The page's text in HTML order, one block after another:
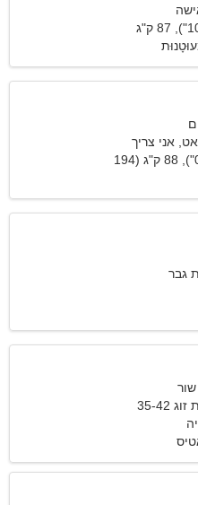
177 ס"מ (5'10"), 87 ק"ג
אני צריך
181 ס"מ (6'0"), 88 ק"ג (194
גבר
42